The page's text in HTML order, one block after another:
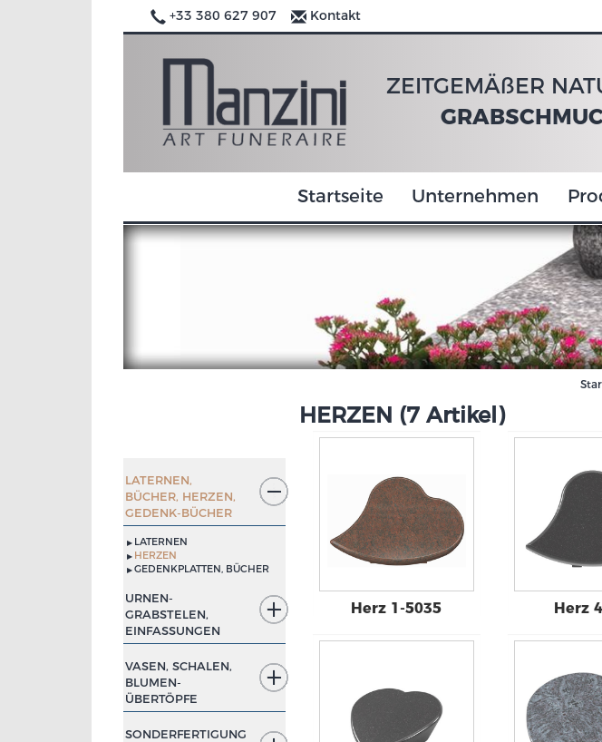
+33 380 627 907 Kontakt
ZEITGEMÄßER
Startseite Unternehmen
LATERNEN,
BÜCHER, HERZEN,
GEDENK-BÜCHER
LATERNEN
HERZEN
GEDENKPLATTEN, BÜCHER
URNEN-
GRABSTELEN,
EINFASSUNGEN
VASEN, SCHALEN,
BLUMEN-
ÜBERTÖPFE
SONDERFERTIGUNG
HERZEN (7 Artikel)
Herz 1-5035 Herz